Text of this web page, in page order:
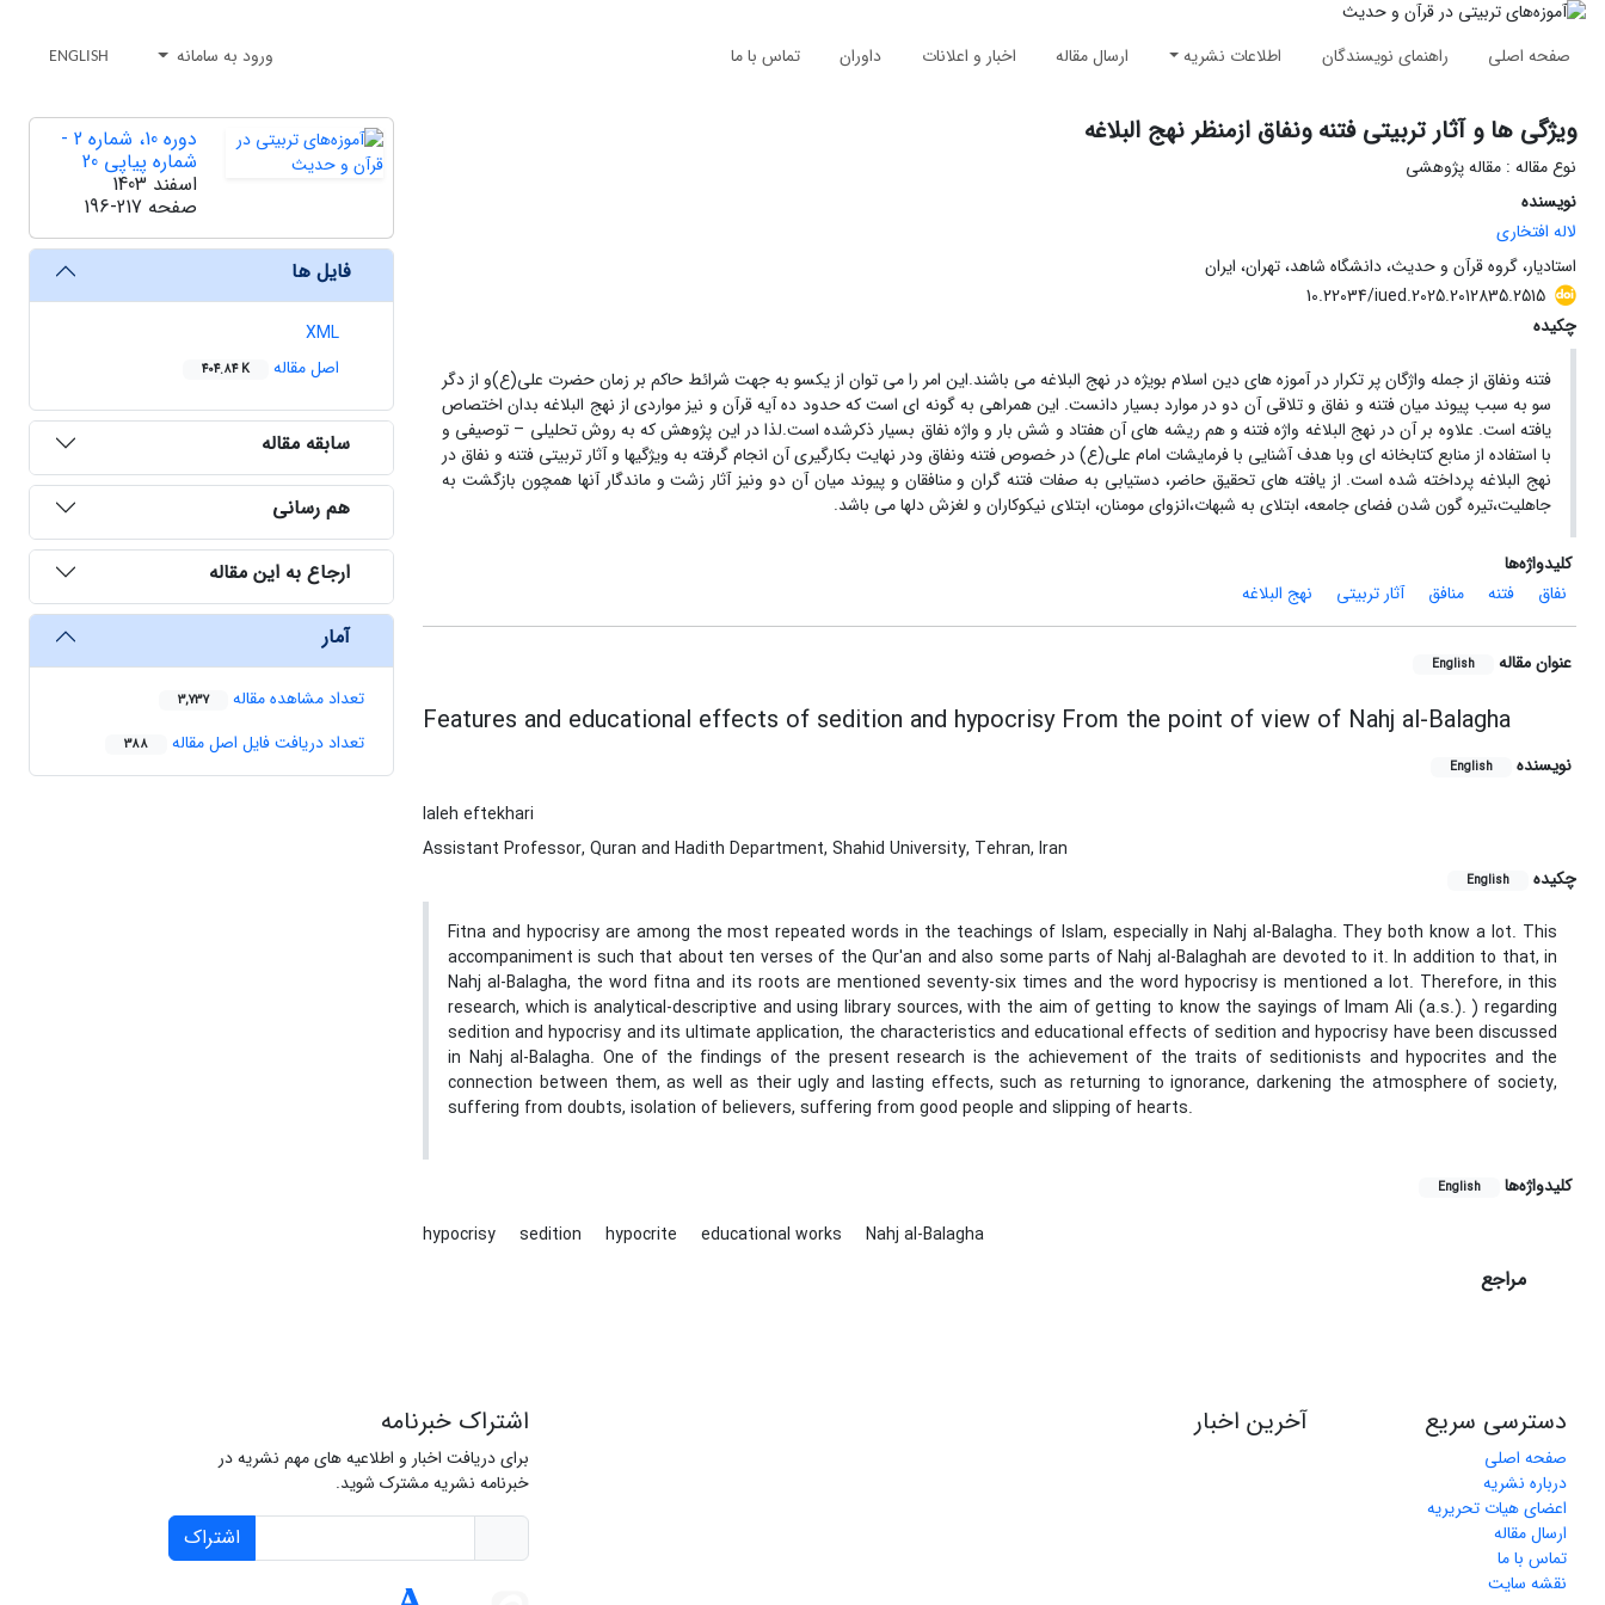
صفحه اصلی راهنمای نویسندگان اطلاعات نشریه ارسال مقاله اخبار و اعلانات داوران تماس با ما ورود به سامانه ENGLISH
ویژگی ها و آثار تربیتی فتنه ونفاق ازمنظر نهج البلاغه
نوع مقاله : مقاله پژوهشی
نویسنده
لاله افتخاری
استادیار، گروه قرآن و حدیث، دانشگاه شاهد، تهران، ایران
10.22034/iued.2025.2012835.2515
چکیده
فتنه ونفاق از جمله واژگان پر تکرار در آموزه های دین اسلام بویژه در نهج البلاغه می باشند.این امر را می توان از یکسو به جهت شرائط حاکم بر زمان حضرت علی(ع)و از دگر
سو به سبب پیوند میان فتنه و نفاق و تلاقی آن دو در موارد بسیار دانست. این همراهی به گونه ای است که حدود ده آیه قرآن و نیز مواردی از نهج البلاغه بدان اختصاص
یافته است. علاوه بر آن در نهج البلاغه واژه فتنه و هم ریشه های آن هفتاد و شش بار و واژه نفاق بسیار ذکرشده است.لذا در این پژوهش که به روش تحلیلی – توصیفی و
با استفاده از منابع کتابخانه ای وبا هدف آشنایی با فرمایشات امام علی(ع) در خصوص فتنه ونفاق ودر نهایت بکارگیری آن انجام گرفته به ویژگیها و آثار تربیتی فتنه و نفاق در
نهج البلاغه پرداخته شده است. از یافته های تحقیق حاضر، دستیابی به صفات فتنه گران و منافقان و پیوند میان آن دو ونیز آثار زشت و ماندگار آنها همچون بازگشت به
جاهلیت،تیره گون شدن فضای جامعه، ابتلای به شبهات،انزوای مومنان، ابتلای نیکوکاران و لغزش دلها می باشد.
کلیدواژه‌ها
نفاق
فتنه منافق آثار تربیتی نهج البلاغه
عنوان مقاله English
Features and educational effects of sedition and hypocrisy From the point of view of Nahj al-Balagha
نویسنده English
laleh eftekhari
Assistant Professor, Quran and Hadith Department, Shahid University, Tehran, Iran
چکیده
English
Fitna and hypocrisy are among the most repeated words in the teachings of Islam, especially in Nahj al-Balagha. They both know a lot. This
accompaniment is such that about ten verses of the Qur'an and also some parts of Nahj al-Balaghah are devoted to it. In addition to that, in
Nahj al-Balagha, the word fitna and its roots are mentioned seventy-six times and the word hypocrisy is mentioned a lot. Therefore, in this
research, which is analytical-descriptive and using library sources, with the aim of getting to know the sayings of Imam Ali (a.s.). ) regarding
sedition and hypocrisy and its ultimate application, the characteristics and educational effects of sedition and hypocrisy have been discussed
in Nahj al-Balagha. One of the findings of the present research is the achievement of the traits of seditionists and hypocrites and the
connection between them, as well as their ugly and lasting effects, such as returning to ignorance, darkening the atmosphere of society,
suffering from doubts, isolation of believers, suffering from good people and slipping of hearts.
کلیدواژه‌ها English
hypocrisy sedition hypocrite educational works Nahj al-Balagha
مراجع
دوره 10، شماره 2 -
شماره پیاپی 20
اسفند 1403
صفحه 196-217
فایل ها
XML
اصل مقاله
404.84 K
سابقه مقاله
هم رسانی
ارجاع به این مقاله
آمار
تعداد مشاهده مقاله 3,737
تعداد دریافت فایل اصل مقاله 388
دسترسی سریع
صفحه اصلی
درباره نشریه
اعضای هیات تحریریه
ارسال مقاله
تماس با ما
نقشه سایت
آخرین اخبار اشتراک خبرنامه
برای دریافت اخبار و اطلاعیه های مهم نشریه در
خبرنامه نشریه مشترک شوید.
اشتراک